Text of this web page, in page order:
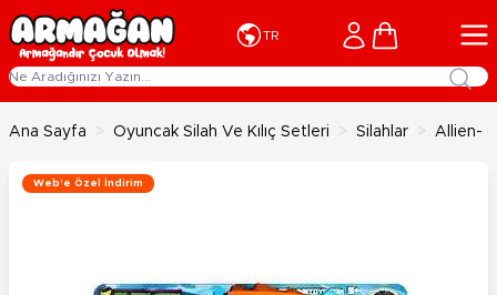
İçeriğe geç
TR Cart
Ana Sayfa > Oyuncak Silah Ve Kılıç Setleri > Silahlar > Allien-
Web'e Özel İndirim